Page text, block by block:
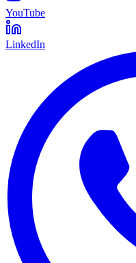
YouTube
LinkedIn